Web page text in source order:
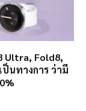
Ultra, Fold8,
นทางการ ว่ามี